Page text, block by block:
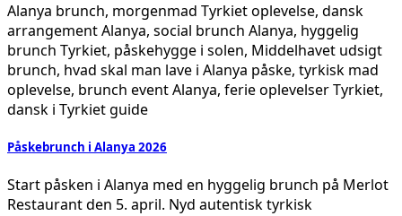
Påskebrunch i Alanya 2026
Start påsken i Alanya med en hyggelig brunch på Merlot
Restaurant den 5. april. Nyd autentisk tyrkisk